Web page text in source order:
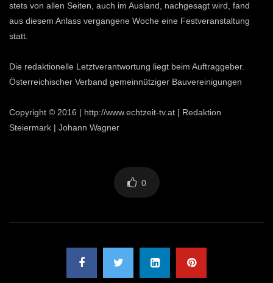
stets von allen Seiten, auch im Ausland, nachgesagt wird, fand
aus diesem Anlass vergangene Woche eine Festveranstaltung
statt.
Die redaktionelle Letztverantwortung liegt beim Auftraggeber.
Österreichischer Verband gemeinnütziger Bauvereinigungen
Copyright © 2016 | http://www.echtzeit-tv.at | Redaktion
Steiermark | Johann Wagner
0